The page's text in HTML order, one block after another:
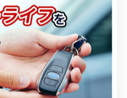
が大幅に減った」「駐車場探
利用者の声も多く、効率的か
段として、軽自動車の魅力は
う。